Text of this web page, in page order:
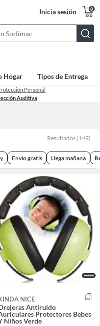
Inicia sesión 0
Bar
Hogar Tipos de Entrega
Personal
Auditiva
Resultados (149)
Envío gratis Llega mañana
NICE
Antiruido
Protectores Bebes
Niños Verde